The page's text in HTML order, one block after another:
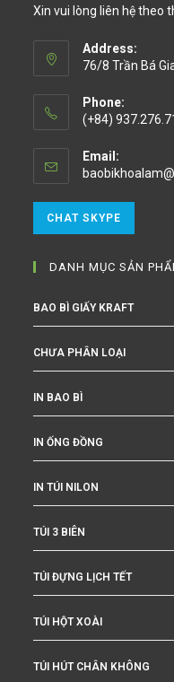
Xin vui lòng liên hệ theo
Address:
76/8 Trần Bá
Phone:
(+84)
Email:
CHAT SKYPE
DANH MỤC SẢN
BAO BÌ GIẤY KRAFT
CHƯA PHÂN LOẠI
IN BAO BÌ
IN ỐNG ĐỒNG
IN TÚI NILON
TÚI 3 BIÊN
TÚI ĐỰNG LỊCH TẾT
TÚI HỘT XOÀI
TÚI HÚT CHÂN KHÔNG